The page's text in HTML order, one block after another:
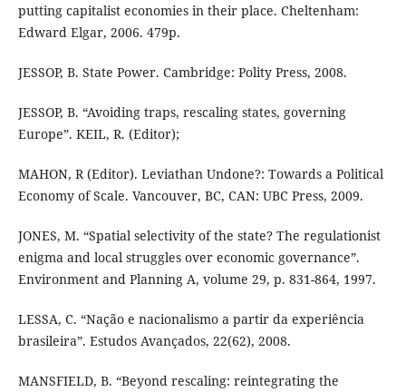
putting capitalist economies in their place. Cheltenham:
Edward Elgar, 2006. 479p.
JESSOP, B. State Power. Cambridge: Polity Press, 2008.
JESSOP, B. “Avoiding traps, rescaling states, governing
Europe”. KEIL, R. (Editor);
MAHON, R (Editor). Leviathan Undone?: Towards a Political
Economy of Scale. Vancouver, BC, CAN: UBC Press, 2009.
JONES, M. “Spatial selectivity of the state? The regulationist
enigma and local struggles over economic governance”.
Environment and Planning A, volume 29, p. 831-864, 1997.
LESSA, C. “Nação e nacionalismo a partir da experiência
brasileira”. Estudos Avançados, 22(62), 2008.
MANSFIELD, B. “Beyond rescaling: reintegrating the